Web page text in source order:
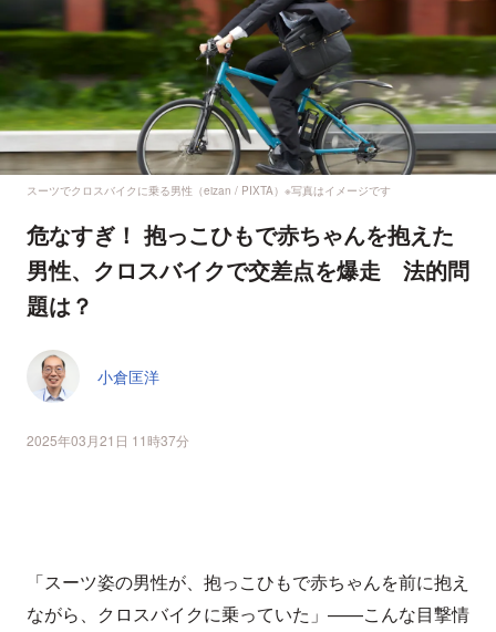
スーツでクロスバイクに乗る男性（eizan / PIXTA）※写真はイメージです
危なすぎ！ 抱っこひもで赤ちゃんを抱えた
男性、クロスバイクで交差点を爆走 法的問
題は？
小倉匡洋
2025年03月21日 11時37分
「スーツ姿の男性が、抱っこひもで赤ちゃんを前に抱え
ながら、クロスバイクに乗っていた」——こんな目撃情